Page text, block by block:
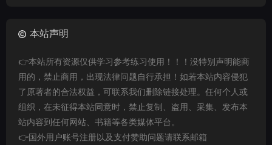
本站声明
👉本站所有资源仅供学习参考练习使用！！！没特别声明能商
用的，禁止商用，出现法律问题自行承担！如若本站内容侵犯
了原著者的合法权益，可联系我们删除链接处理。任何个人或
组织，在未征得本站同意时，禁止复制、盗用、采集、发布本
站内容到任何网站、书籍等各类媒体平台。
👉国外用户账号注册以及支付赞助问题请联系邮箱